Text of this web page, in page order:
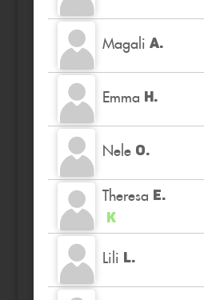
Magali A.
Emma H.
Nele O.
Theresa E.
K
Lili L.